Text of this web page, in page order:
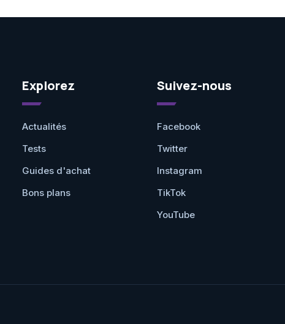
Explorez
Actualités
Tests
Guides d'achat
Bons plans
Suivez-nous
Facebook
Twitter
Instagram
TikTok
YouTube